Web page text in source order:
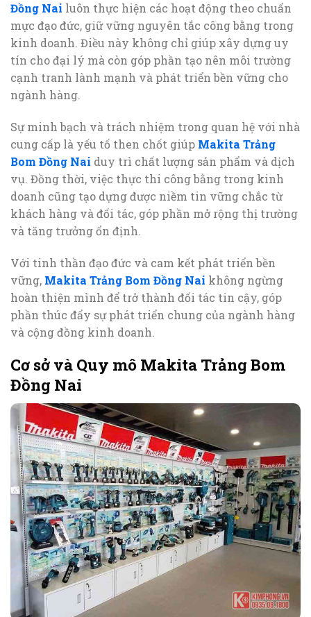
Đồng Nai luôn thực hiện các hoạt động theo chuẩn
mực đạo đức, giữ vững nguyên tắc công bằng trong
kinh doanh. Điều này không chỉ giúp xây dựng uy
tín cho đại lý mà còn góp phần tạo nên môi trường
cạnh tranh lành mạnh và phát triển bền vững cho
ngành hàng.
Sự minh bạch và trách nhiệm trong quan hệ với nhà
cung cấp là yếu tố then chốt giúp Makita Trảng
Bom Đồng Nai duy trì chất lượng sản phẩm và dịch
vụ. Đồng thời, việc thực thi công bằng trong kinh
doanh cũng tạo dựng được niềm tin vững chắc từ
khách hàng và đối tác, góp phần mở rộng thị trường
và tăng trưởng ổn định.
Với tinh thần đạo đức và cam kết phát triển bền
vững, Makita Trảng Bom Đồng Nai không ngừng
hoàn thiện mình để trở thành đối tác tin cậy, góp
phần thúc đẩy sự phát triển chung của ngành hàng
và cộng đồng kinh doanh.
Cơ sở và Quy mô Makita Trảng Bom
Đồng Nai